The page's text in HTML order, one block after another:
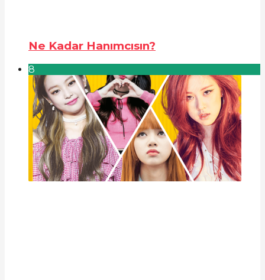
Ne Kadar Hanımcısın?
8